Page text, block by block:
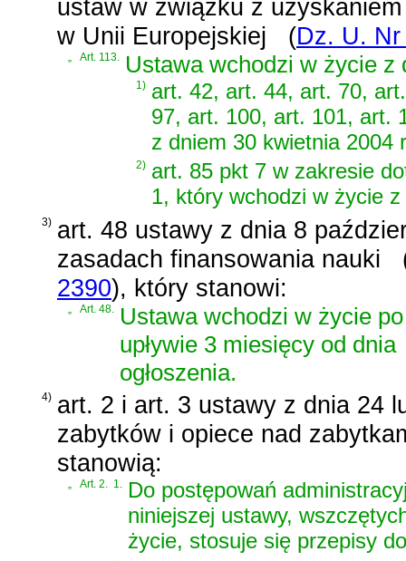
ustaw w związku z
w Unii Europejskiej
(Dz. U.
„ Art. 113. Ustawa wchodzi w życie
1) art. 42, art. 44, art. 70,
97, art. 100, art. 101, art.
z dniem 30 kwietnia 2004
2) art. 85 pkt 7 w zakresie
1, który wchodzi w życie
3) art. 48 ustawy z dnia 8
zasadach finansowania nauki
2390), który stanowi:
„ Art. 48. Ustawa wchodzi w życie po
upływie 3 miesięcy od dnia
ogłoszenia.
4) art. 2 i art. 3 ustawy z dnia 24
zabytków i opiece nad
stanowią:
Art. 2. 1.
Do postępowań
niniejszej ustawy,
życie, stosuje się przepisy